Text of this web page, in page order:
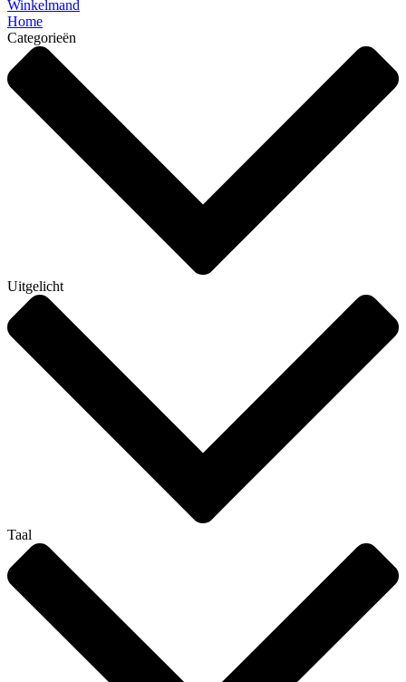
Winkelmand
Home
Categorieën
Uitgelicht
Taal